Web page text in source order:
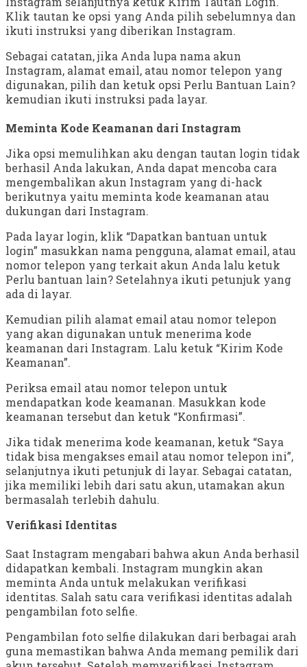
Klik tautan ke opsi yang Anda pilih sebelumnya dan
ikuti instruksi yang diberikan Instagram.
Sebagai catatan, jika Anda lupa nama akun
Instagram, alamat email, atau nomor telepon yang
digunakan, pilih dan ketuk opsi Perlu Bantuan Lain?
kemudian ikuti instruksi pada layar.
Meminta Kode Keamanan dari Instagram
Jika opsi memulihkan aku dengan tautan login tidak
berhasil Anda lakukan, Anda dapat mencoba cara
mengembalikan akun Instagram yang di-hack
berikutnya yaitu meminta kode keamanan atau
dukungan dari Instagram.
Pada layar login, klik “Dapatkan bantuan untuk
login” masukkan nama pengguna, alamat email, atau
nomor telepon yang terkait akun Anda lalu ketuk
Perlu bantuan lain? Setelahnya ikuti petunjuk yang
ada di layar.
Kemudian pilih alamat email atau nomor telepon
yang akan digunakan untuk menerima kode
keamanan dari Instagram. Lalu ketuk “Kirim Kode
Keamanan”.
Periksa email atau nomor telepon untuk
mendapatkan kode keamanan. Masukkan kode
keamanan tersebut dan ketuk “Konfirmasi”.
Jika tidak menerima kode keamanan, ketuk “Saya
tidak bisa mengakses email atau nomor telepon ini”,
selanjutnya ikuti petunjuk di layar. Sebagai catatan,
jika memiliki lebih dari satu akun, utamakan akun
bermasalah terlebih dahulu.
Verifikasi Identitas
Saat Instagram mengabari bahwa akun Anda berhasil
didapatkan kembali. Instagram mungkin akan
meminta Anda untuk melakukan verifikasi
identitas. Salah satu cara verifikasi identitas adalah
pengambilan foto selfie.
Pengambilan foto selfie dilakukan dari berbagai arah
guna memastikan bahwa Anda memang pemilik dari